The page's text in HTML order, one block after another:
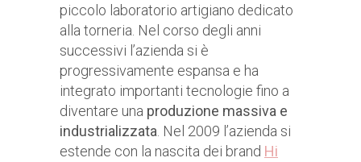
piccolo laboratorio artigiano dedicato
alla torneria. Nel corso degli anni
successivi l’azienda si è
progressivamente espansa e ha
integrato importanti tecnologie fino a
diventare una produzione massiva e
industrializzata. Nel 2009 l’azienda si
estende con la nascita dei brand Hi